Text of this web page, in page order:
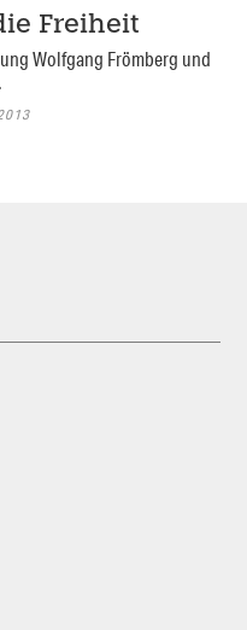
Freiheit
Wolfgang Frömberg und